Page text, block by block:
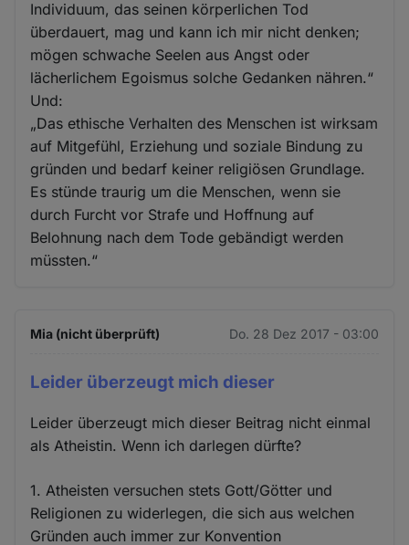
Individuum, das seinen körperlichen Tod
überdauert, mag und kann ich mir nicht denken;
mögen schwache Seelen aus Angst oder
lächerlichem Egoismus solche Gedanken nähren.“
Und:
„Das ethische Verhalten des Menschen ist wirksam
auf Mitgefühl, Erziehung und soziale Bindung zu
gründen und bedarf keiner religiösen Grundlage.
Es stünde traurig um die Menschen, wenn sie
durch Furcht vor Strafe und Hoffnung auf
Belohnung nach dem Tode gebändigt werden
müssten.“
Mia (nicht überprüft) Do. 28 Dez 2017 - 03:00
Leider überzeugt mich dieser
Leider überzeugt mich dieser Beitrag nicht einmal
als Atheistin. Wenn ich darlegen dürfte?
1. Atheisten versuchen stets Gott/Götter und
Religionen zu widerlegen, die sich aus welchen
Gründen auch immer zur Konvention